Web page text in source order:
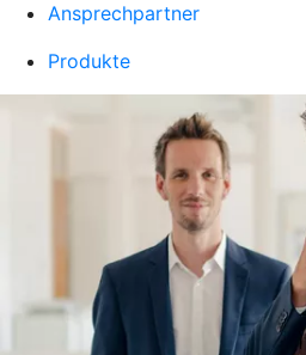
Ansprechpartner
Produkte